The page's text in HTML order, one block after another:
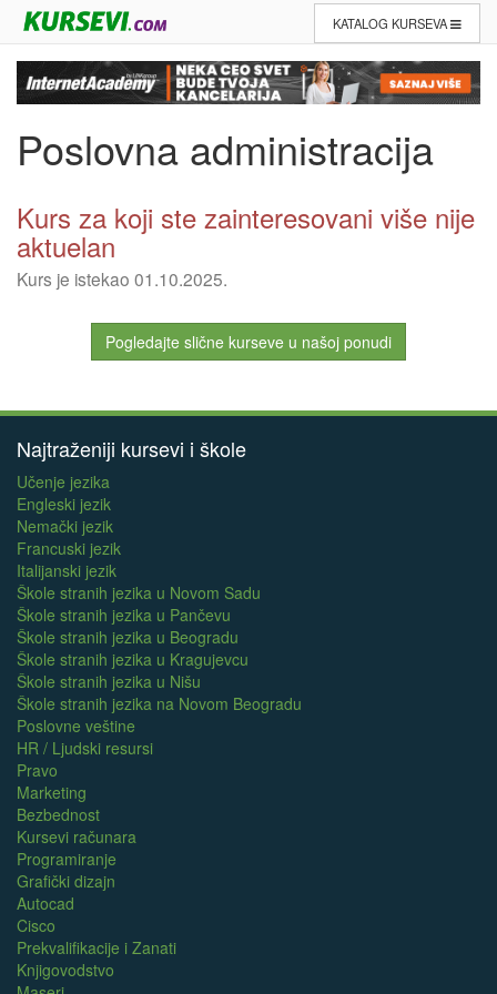
KATALOG KURSEVA
Poslovna administracija
Kurs za koji ste zainteresovani više nije
aktuelan
Kurs je istekao 01.10.2025.
Pogledajte slične kurseve u našoj ponudi
Najtraženiji kursevi i škole
Učenje jezika
Engleski jezik
Nemački jezik
Francuski jezik
Italijanski jezik
Škole stranih jezika u Novom Sadu
Škole stranih jezika u Pančevu
Škole stranih jezika u Beogradu
Škole stranih jezika u Kragujevcu
Škole stranih jezika u Nišu
Škole stranih jezika na Novom Beogradu
Poslovne veštine
HR / Ljudski resursi
Pravo
Marketing
Bezbednost
Kursevi računara
Programiranje
Grafički dizajn
Autocad
Cisco
Prekvalifikacije i Zanati
Knjigovodstvo